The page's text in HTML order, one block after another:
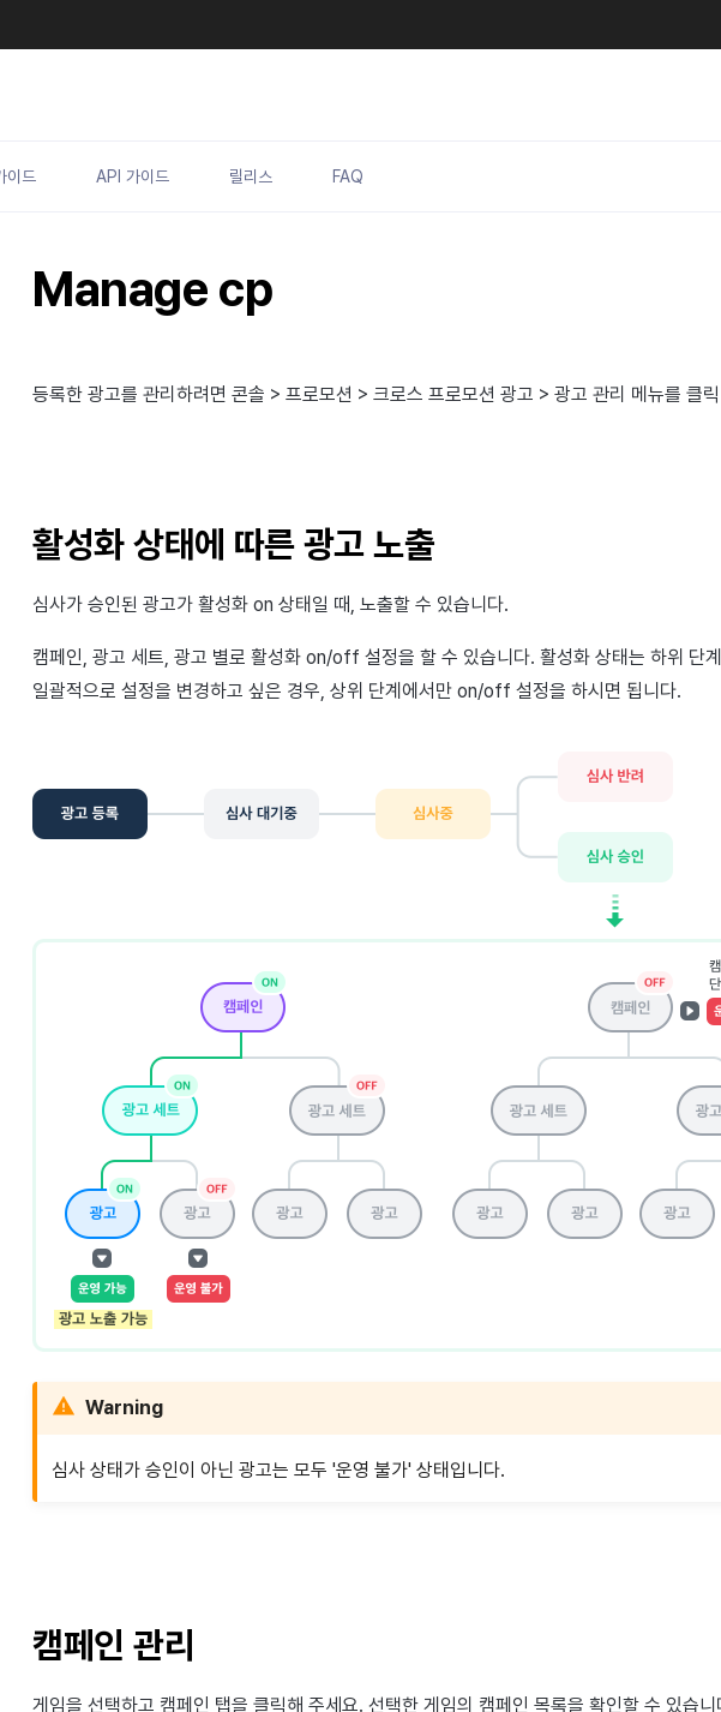
이드 API 가이드 릴리스 FAQ
Manage cp
등록한 광고를 관리하려면 콘솔 > 프로모션 > 크로스 프로모션 광고 > 광고 관리 메뉴를 클
활성화 상태에 따른 광고 노출
심사가 승인된 광고가 활성화 on 상태일 때, 노출할 수 있습니다.
캠페인, 광고 세트, 광고 별로 활성화 on/off 설정을 할 수 있습니다. 활성화 상태는 하위 단
일괄적으로 설정을 변경하고 싶은 경우, 상위 단계에서만 on/off 설정을 하시면 됩니다.
Warning
심사 상태가 승인이 아닌 광고는 모두 '운영 불가' 상태입니다.
캠페인 관리
게임을 선택하고 캠페인 탭을 클릭해 주세요. 선택한 게임의 캠페인 목록을 확인할 수 있습